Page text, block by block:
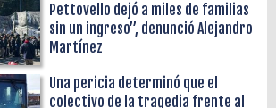
Pettovello dejó a miles de familias
sin un ingreso”, denunció Alejandro
Martínez
Una pericia determinó que el
colectivo de la tragedia frente al